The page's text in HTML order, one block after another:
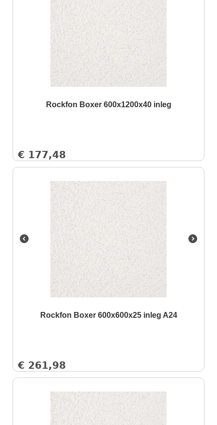
Rockfon Boxer 600x1200x40 inleg
€ 177,48
Rockfon Boxer 600x600x25 inleg A24
€ 261,98